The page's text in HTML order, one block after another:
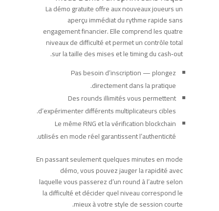
La démo gratuite offre aux nouveaux joueurs un
aperçu immédiat du rythme rapide sans
engagement financier. Elle comprend les quatre
niveaux de difficulté et permet un contrôle total
sur la taille des mises et le timing du cash‑out.
Pas besoin d’inscription — plongez
directement dans la pratique.
Des rounds illimités vous permettent
d’expérimenter différents multiplicateurs cibles.
Le même RNG et la vérification blockchain
utilisés en mode réel garantissent l’authenticité.
En passant seulement quelques minutes en mode
démo, vous pouvez jauger la rapidité avec
laquelle vous passerez d’un round à l’autre selon
la difficulté et décider quel niveau correspond le
mieux à votre style de session courte.